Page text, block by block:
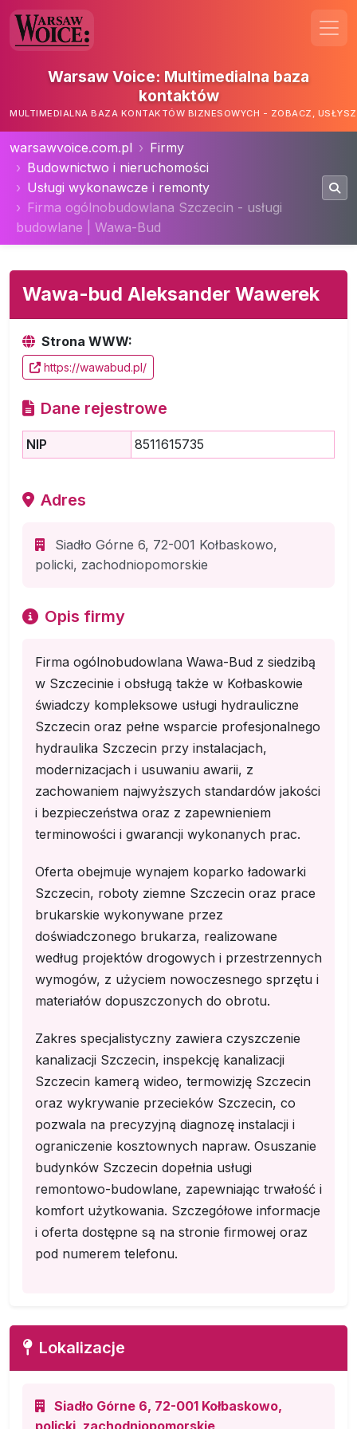
Warsaw Voice: Multimedialna baza
kontaktów
MULTIMEDIALNA BAZA KONTAKTÓW BIZNESOWYCH - ZOBACZ,
warsawvoice.com.pl
Firmy
Budownictwo i nieruchomości
Usługi wykonawcze i remonty
Firma ogólnobudowlana Szczecin - usługi
budowlane | Wawa-Bud
Wawa-bud Aleksander Wawerek
Strona WWW:
https://wawabud.pl/
Dane rejestrowe
NIP 8511615735
Adres
Siadło Górne 6, 72-001 Kołbaskowo,
policki, zachodniopomorskie
Opis firmy
Firma ogólnobudowlana Wawa-Bud z siedzibą
w Szczecinie i obsługą także w Kołbaskowie
świadczy kompleksowe usługi hydrauliczne
Szczecin oraz pełne wsparcie profesjonalnego
hydraulika Szczecin przy instalacjach,
modernizacjach i usuwaniu awarii, z
zachowaniem najwyższych standardów jakości
i bezpieczeństwa oraz z zapewnieniem
terminowości i gwarancji wykonanych prac.
Oferta obejmuje wynajem koparko ładowarki
Szczecin, roboty ziemne Szczecin oraz prace
brukarskie wykonywane przez
doświadczonego brukarza, realizowane
według projektów drogowych i przestrzennych
wymogów, z użyciem nowoczesnego sprzętu i
materiałów dopuszczonych do obrotu.
Zakres specjalistyczny zawiera czyszczenie
kanalizacji Szczecin, inspekcję kanalizacji
Szczecin kamerą wideo, termowizję Szczecin
oraz wykrywanie przecieków Szczecin, co
pozwala na precyzyjną diagnozę instalacji i
ograniczenie kosztownych napraw. Osuszanie
budynków Szczecin dopełnia usługi
remontowo-budowlane, zapewniając trwałość i
komfort użytkowania. Szczegółowe informacje
i oferta dostępne są na stronie firmowej oraz
pod numerem telefonu.
Lokalizacje
Siadło Górne 6, 72-001 Kołbaskowo,
policki, zachodniopomorskie